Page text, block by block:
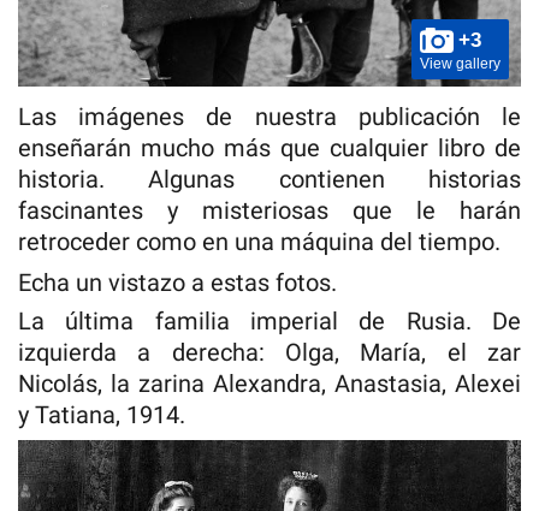
+3
View gallery
Las imágenes de nuestra publicación le
enseñarán mucho más que cualquier libro de
historia. Algunas contienen historias
fascinantes y misteriosas que le harán
retroceder como en una máquina del tiempo.
Echa un vistazo a estas fotos.
La última familia imperial de Rusia. De
izquierda a derecha: Olga, María, el zar
Nicolás, la zarina Alexandra, Anastasia, Alexei
y Tatiana, 1914.